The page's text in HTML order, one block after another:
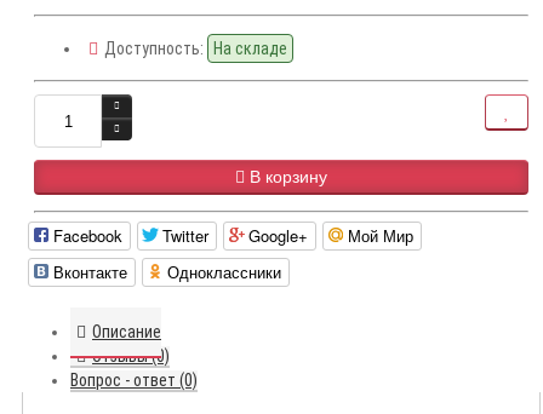
Доступность: На складе
В корзину
Facebook Twitter Google+
Мой Мир
Вконтакте
Одноклассники
Описание
Отзывы (0)
Вопрос - ответ (0)